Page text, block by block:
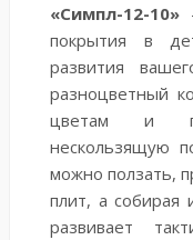
«Симпл-12-10»
покрытия в
развития
разноцветный
цветам и
нескользящую
можно ползать,
плит, а собирая
развивает